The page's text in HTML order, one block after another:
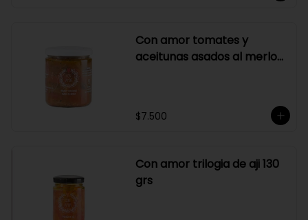
Con amor tomates y
aceitunas asados al merlot
$7.500
Con amor trilogia de aji 130
grs